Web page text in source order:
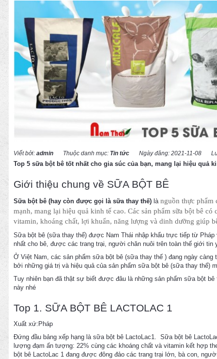
Viết bởi: admin Thuộc danh mục: Tin tức Ngày đăng: 2021-11-08
Top 5 sữa bột bê tốt nhất cho gia súc của bạn, mang lại hiệu quả
Giới thiệu chung về SỮA BỘT BÊ
Sữa bột bê (hay còn được gọi là sữa thay thế) là nguồn thực phẩm
mạnh, mang lại hiệu quả kinh tế cao. Các sản phẩm sữa bột bê
vitamin, khoáng chất, lợi khuẩn, năng lượng và dinh dưỡng giúp
Sữa bột bê (sữa thay thế) được Nam Thái nhập khẩu trực tiếp từ
nhất cho bê, được các trang trại, người chăn nuôi trên toàn thế giới tin
Ở Việt Nam, các sản phẩm sữa bột bê (sữa thay thế ) đang ngày
bởi những giá trị và hiệu quả của sản phẩm sữa bột bê (sữa thay thế)
Tuy nhiên bạn đã thật sự biết được đâu là những sản phẩm sữa bột
này nhé
Top 1. SỮA BỘT BÊ LACTOLAC 1
Xuất xứ:Pháp
Đứng đầu bảng xếp hạng là sữa bột bê LactoLac1. Sữa bột bê
lượng đạm ấn tượng: 22% cùng các khoáng chất và vitamin kết hợp
bột bê LactoLac 1 đang được đông đảo các trang trại lớn, bà con,